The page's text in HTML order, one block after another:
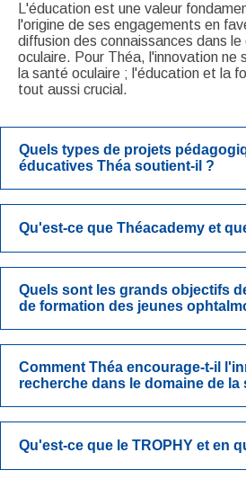
L'éducation est une valeur
l'origine de ses engagements en
diffusion des connaissances dans
oculaire. Pour Théa, l'innovation ne
la santé oculaire ; l'éducation et la
tout aussi crucial.
Quels types de projets
éducatives Théa soutient-il ?
Qu'est-ce que Théacademy et
Quels sont les grands objectifs
de formation des jeunes
Comment Théa encourage-t-il
recherche dans le domaine de la
Qu'est-ce que le TROPHY et en